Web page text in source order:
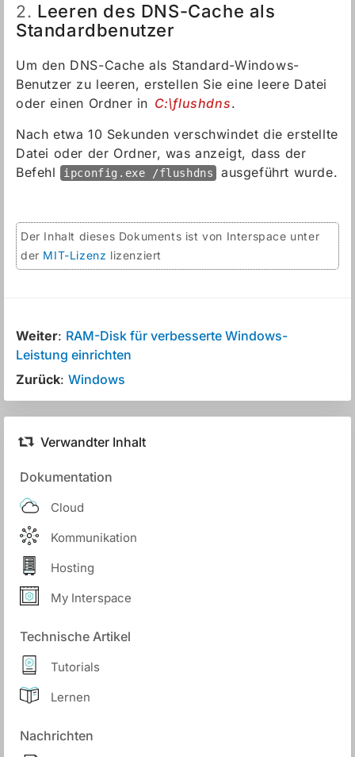
2. Leeren des DNS-Cache als
Standardbenutzer
Um den DNS-Cache als Standard-Windows-
Benutzer zu leeren, erstellen Sie eine leere Datei
oder einen Ordner in C:\flushdns.
Nach etwa 10 Sekunden verschwindet die erstellte
Datei oder der Ordner, was anzeigt, dass der
Befehl ipconfig.exe /flushdns ausgeführt wurde.
Der Inhalt dieses Dokuments ist von Interspace unter
der MIT-Lizenz lizenziert
Weiter: RAM-Disk für verbesserte Windows-
Leistung einrichten
Zurück: Windows
Verwandter Inhalt
Dokumentation
Cloud
Kommunikation
Hosting
My Interspace
Technische Artikel
Tutorials
Lernen
Nachrichten